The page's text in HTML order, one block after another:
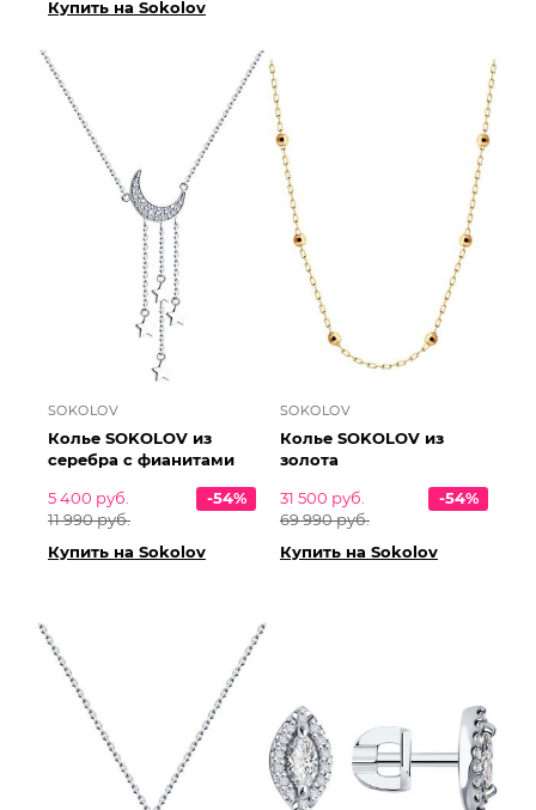
Купить на Sokolov
SOKOLOV
Колье SOKOLOV из
серебра с фианитами
5 400 руб.
11 990 руб.
-54%
Купить на Sokolov
SOKOLOV
Колье SOKOLOV из
золота
31 500 руб.
69 990 руб.
-54%
Купить на Sokolov